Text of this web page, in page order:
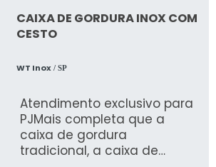
CAIXA DE GORDURA INOX COM
CESTO
WT Inox/ SP
Atendimento exclusivo para
PJMais completa que a
caixa de gordura
tradicional, a caixa de